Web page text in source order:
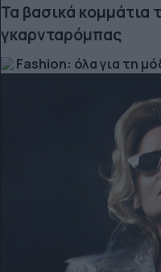
Τα βασικά κομμάτια
γκαρνταρόμπας
Fashion: όλα για τη